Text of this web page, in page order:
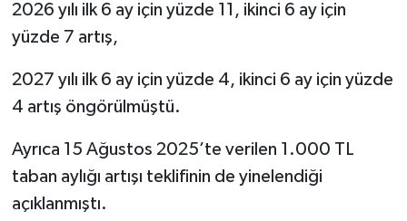
2026 yılı ilk 6 ay için yüzde 11, ikinci 6 ay için
yüzde 7 artış,
2027 yılı ilk 6 ay için yüzde 4, ikinci 6 ay için yüzde
4 artış öngörülmüştü.
Ayrıca 15 Ağustos 2025’te verilen 1.000 TL
taban aylığı artışı teklifinin de yinelendiği
açıklanmıştı.